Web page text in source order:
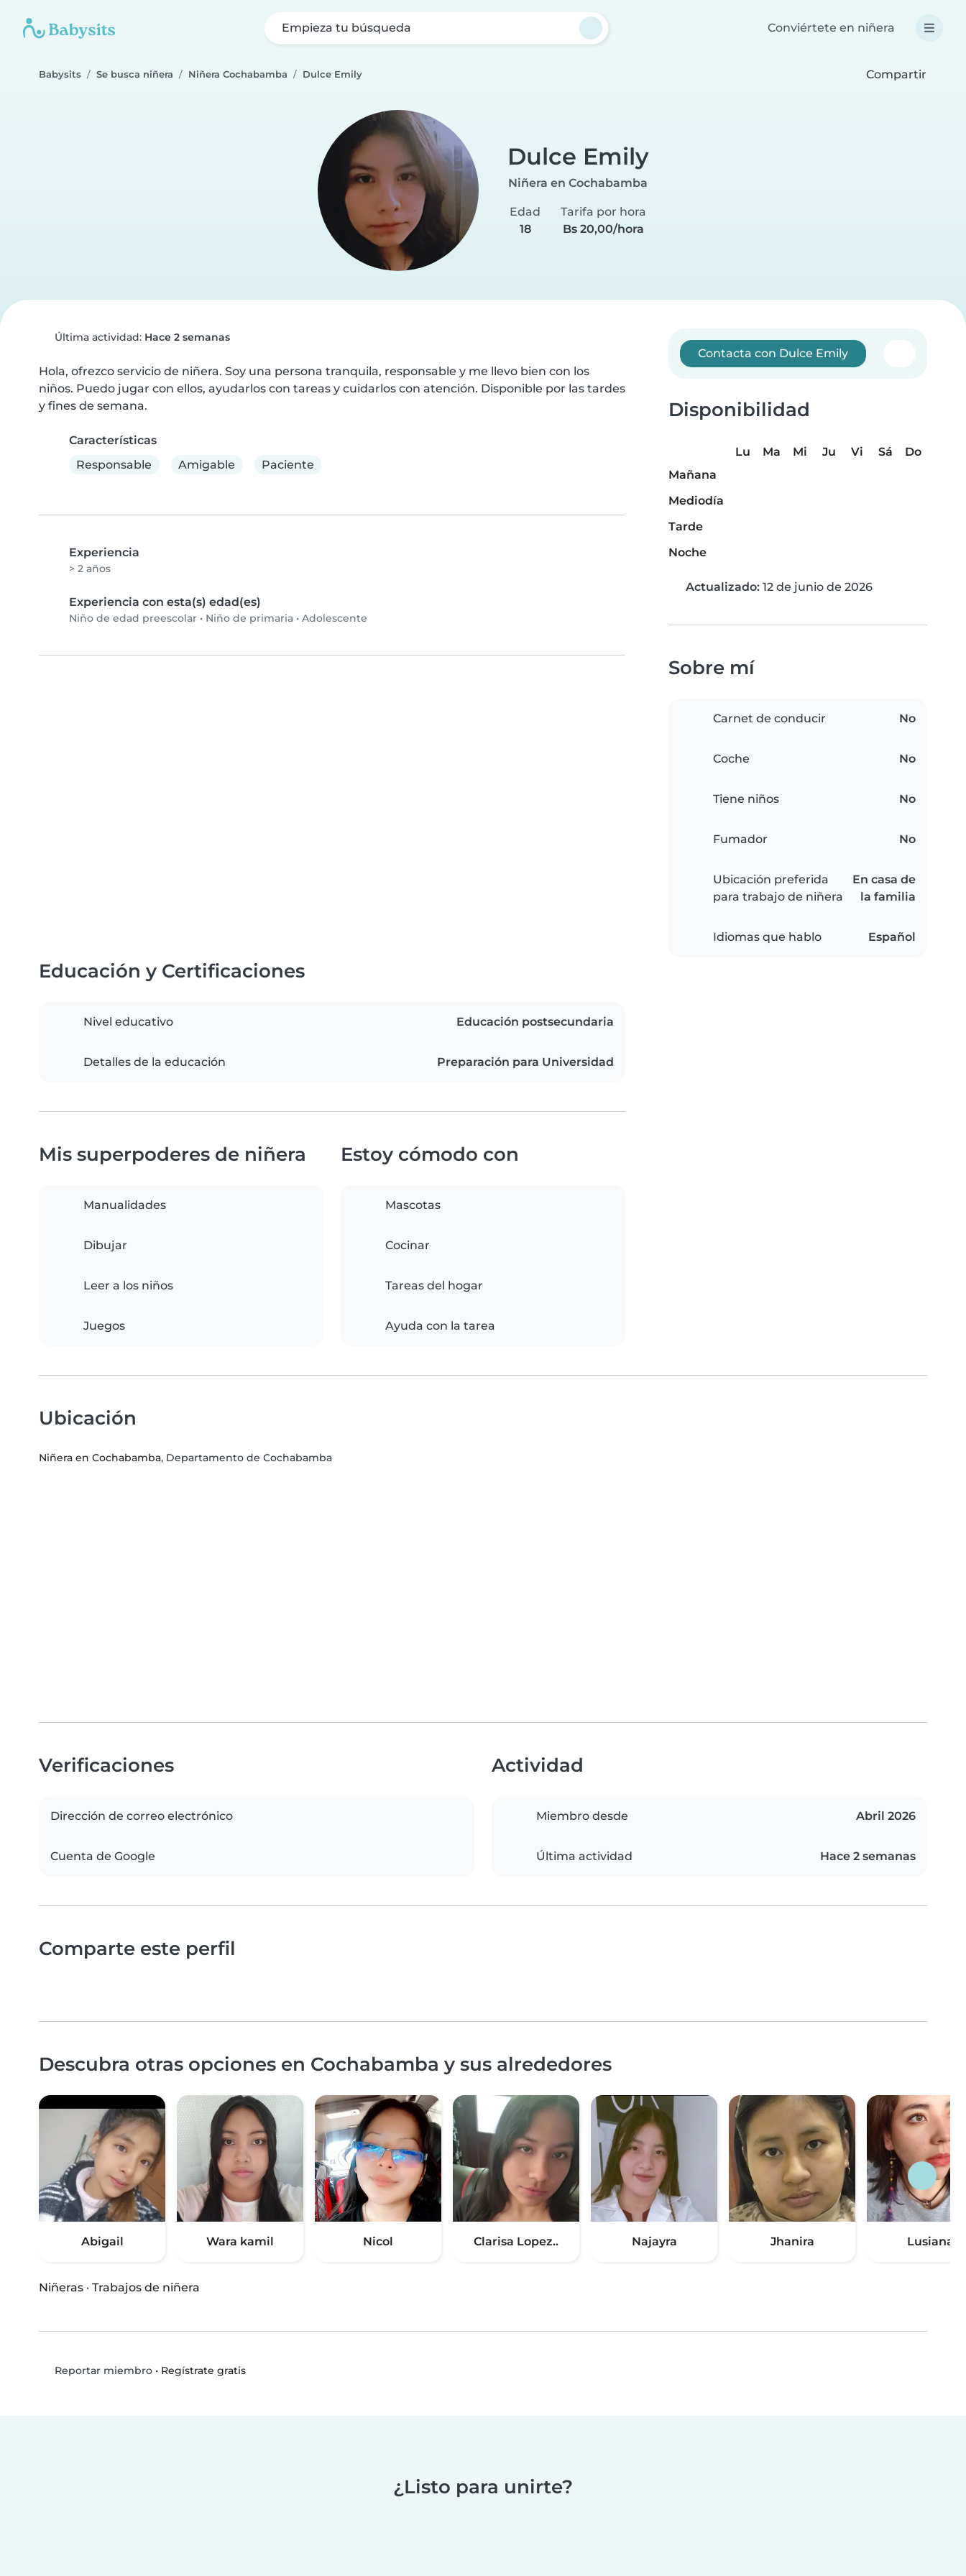
Empieza tu búsqueda Conviértete en niñera
Babysits Se busca niñera Niñera Cochabamba Dulce Emily Compartir
Dulce Emily
Niñera en Cochabamba
Edad
18
Tarifa por hora
Bs 20,00/hora
Última actividad: Hace 2 semanas
Hola, ofrezco servicio de niñera. Soy una persona tranquila, responsable y me llevo bien con los
niños. Puedo jugar con ellos, ayudarlos con tareas y cuidarlos con atención. Disponible por las tardes
y fines de semana.
Características
Responsable
Amigable Paciente
Experiencia
> 2 años
Experiencia con esta(s) edad(es)
Niño de edad preescolar • Niño de primaria • Adolescente
Contacta con Dulce Emily
Disponibilidad
Lu Ma Mi Ju Vi Sá
Do
Mañana
Mediodía
Tarde
Noche
Actualizado: 12 de junio de 2026
Sobre mí
Carnet de conducir No
Coche No
Tiene niños No
Fumador No
Ubicación preferida
para trabajo de niñera
En casa de
la familia
Idiomas que hablo Español
Educación y Certificaciones
Nivel educativo Educación postsecundaria
Detalles de la educación Preparación para Universidad
Mis superpoderes de niñera
Manualidades
Dibujar
Leer a los niños
Juegos
Estoy cómodo con
Mascotas
Cocinar
Tareas del hogar
Ayuda con la tarea
Ubicación
Niñera en Cochabamba, Departamento de Cochabamba
Verificaciones
Dirección de correo electrónico
Cuenta de Google
Actividad
Miembro desde Abril 2026
Última actividad Hace 2 semanas
Comparte este perfil
Descubra otras opciones en Cochabamba y sus alrededores
Abigail Wara kamil Nicol Clarisa Lopez.. Najayra Jhanira Lusiana
Niñeras · Trabajos de niñera
Reportar miembro• Regístrate gratis
¿Listo para unirte?